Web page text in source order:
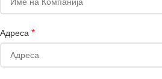
Адреса *